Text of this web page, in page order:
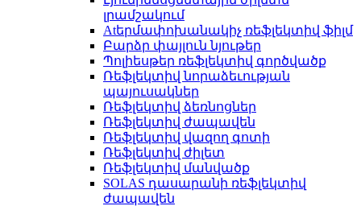
լրամշակում
Atերմափոխանակիչ ռեֆլեկտիվ ֆիլմ
Բարձր փայլուն նյութեր
Պոլիեսթեր ռեֆլեկտիվ գործվածք
Ռեֆլեկտիվ նորաձեւության
պայուսակներ
Ռեֆլեկտիվ ձեռնոցներ
Ռեֆլեկտիվ ժապավեն
Ռեֆլեկտիվ վազող գոտի
Ռեֆլեկտիվ ժիլետ
Ռեֆլեկտիվ մանվածք
SOLAS դասարանի ռեֆլեկտիվ
ժապավեն